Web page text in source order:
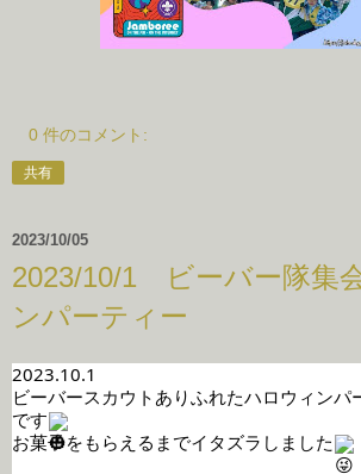
0 件のコメント:
共有
2023/10/05
2023/10/1 ビーバー隊集
ンパーティー
2023.10.1
ビーバースカウトありふれたハロウィンパ
です
お菓子をもらえるまでイタズラしました